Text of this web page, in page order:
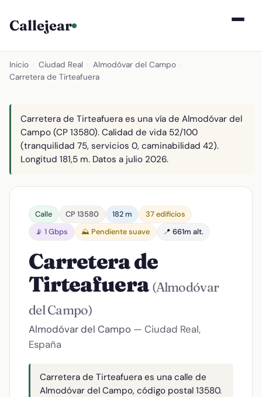
Callejear
Inicio Ciudad Real Almodóvar del Campo
Carretera de Tirteafuera
Carretera de Tirteafuera es una vía de Almodóvar del
Campo (CP 13580). Calidad de vida 52/100
(tranquilidad 75, servicios 0, caminabilidad 42).
Longitud 181,5 m. Datos a julio 2026.
Calle CP 13580 182 m
37 edificios
📡 1 Gbps
⛰️ Pendiente suave 📍 661m alt.
Carretera de
Tirteafuera (Almodóvar
del Campo)
Almodóvar del Campo — Ciudad Real,
España
Carretera de Tirteafuera es una calle de
Almodóvar del Campo, código postal 13580.